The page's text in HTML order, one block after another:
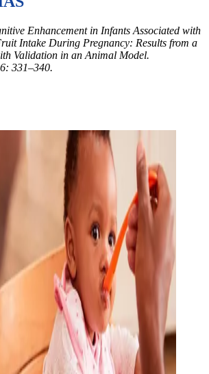
Enhancement in Infants Associated with
Intake During Pregnancy: Results from a
Validation in an Animal Model.
331–340.